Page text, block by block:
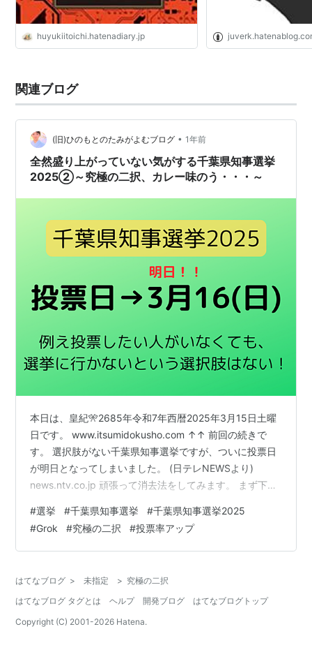
huyukiitoichi.hatenadiary.jp
関連ブログ
(旧)ひのもとのたみがよむブログ • 1年前
全然盛り上がっていない気がする千葉県知事選挙
2025②～究極の二択、カレー味のう・・・～
本日は、皇紀🎌2685年令和7年西暦2025年3月15日土曜
日です。 www.itsumidokusho.com ↑↑ 前回の続きで
す。 選択肢がない千葉県知事選挙ですが、ついに投票日
が明日となってしまいました。 (日テレNEWSより)
news.ntv.co.jp 頑張って消去法をしてみます。 まず下の
に文字数と時間を割きたくないので詳しくは書きません
が「法律に触れなければ何をやってもいい」というよう
な考えが無理です。 (参政党を支持している人は色々見て
人間的にはアウトです。まあ、左下の方…
#選挙 #千葉県知事選挙 #千葉県知事選挙2025
#Grok #究極の二択 #投票率アップ
はてなブログ > 未指定 > 究極の二択
はてなブログ タグとは
ヘルプ 開発ブログ
はてなブログトップ
Copyright (C) 2001-2026 Hatena.